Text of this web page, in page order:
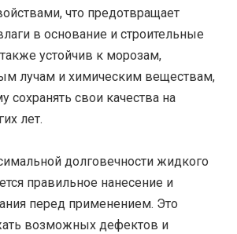
что предотвращает
в основание и строительные
устойчив к морозам,
лучам и химическим веществам,
сохранять свои качества на
лет.
долговечности жидкого
правильное нанесение и
перед применением. Это
возможных дефектов и